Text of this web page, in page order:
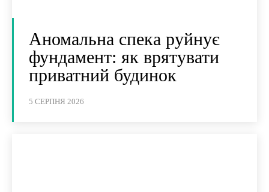
Аномальна спека руйнує
фундамент: як врятувати
приватний будинок
5 СЕРПНЯ 2026